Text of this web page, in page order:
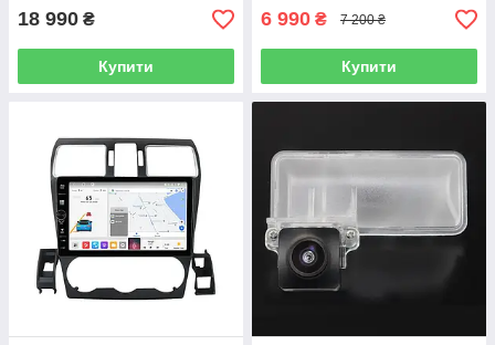
18 990 ₴
Купити
6 990 ₴ 7 200 ₴
Купити